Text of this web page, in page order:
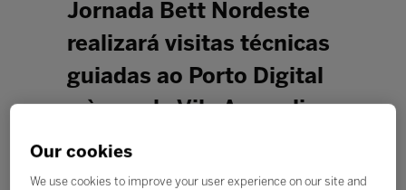
Jornada Bett Nordeste
realizará visitas técnicas
guiadas ao Porto Digital
e à escola Vila Aprendiz
Our cookies
We use cookies to improve your user experience on our site and